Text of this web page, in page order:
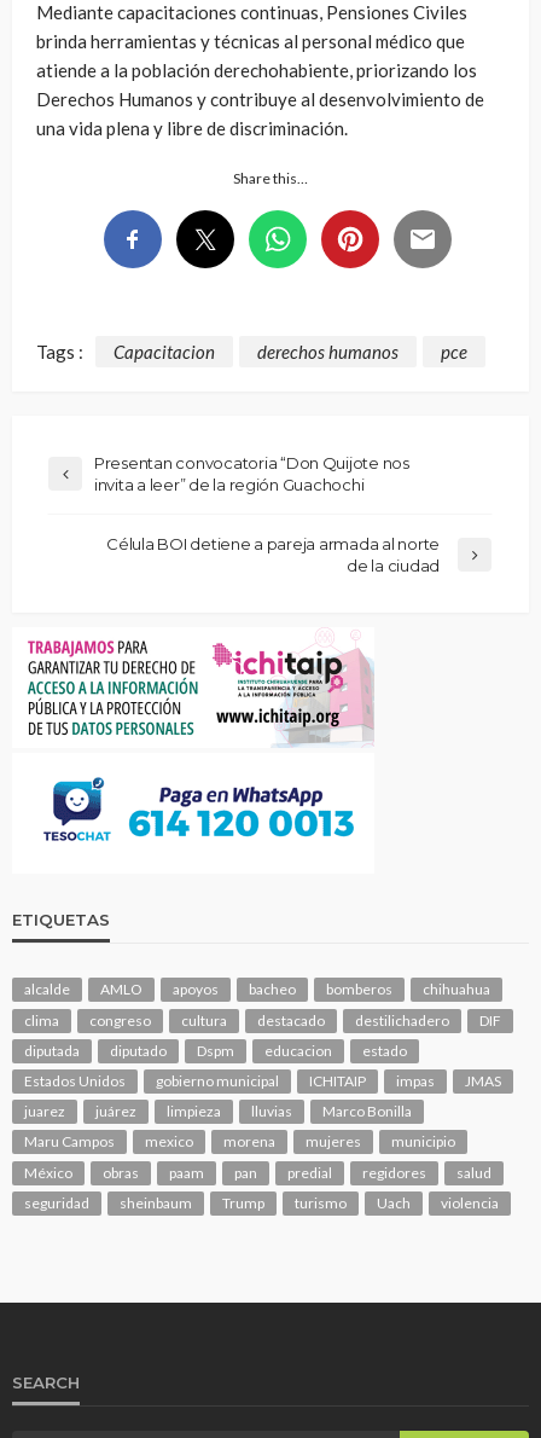
Mediante capacitaciones continuas, Pensiones Civiles
brinda herramientas y técnicas al personal médico que
atiende a la población derechohabiente, priorizando los
Derechos Humanos y contribuye al desenvolvimiento de
una vida plena y libre de discriminación.
Share this…
Tags : Capacitacion derechos humanos pce
Presentan convocatoria “Don Quijote nos
invita a leer” de la región Guachochi
Célula BOI detiene a pareja armada al norte
de la ciudad
ETIQUETAS
alcalde AMLO apoyos bacheo bomberos
chihuahua
clima
congreso cultura destacado destilichadero
DIF
diputada
diputado Dspm educacion
estado
Estados Unidos
gobierno municipal ICHITAIP impas
JMAS
juarez
juárez limpieza lluvias
Marco Bonilla
Maru Campos
mexico morena mujeres
municipio
México
obras paam pan predial regidores
salud
seguridad
sheinbaum Trump turismo Uach violencia
SEARCH